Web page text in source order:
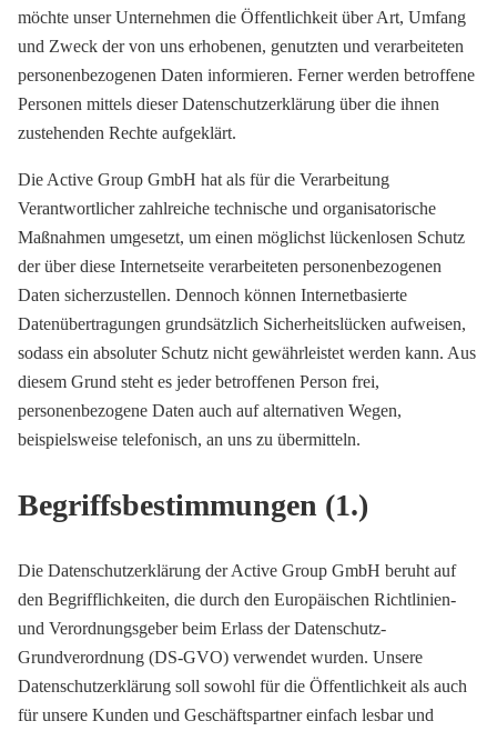
möchte unser Unternehmen die Öffentlichkeit über Art, Umfang
und Zweck der von uns erhobenen, genutzten und verarbeiteten
personenbezogenen Daten informieren. Ferner werden betroffene
Personen mittels dieser Datenschutzerklärung über die ihnen
zustehenden Rechte aufgeklärt.
Die Active Group GmbH hat als für die Verarbeitung
Verantwortlicher zahlreiche technische und organisatorische
Maßnahmen umgesetzt, um einen möglichst lückenlosen Schutz
der über diese Internetseite verarbeiteten personenbezogenen
Daten sicherzustellen. Dennoch können Internetbasierte
Datenübertragungen grundsätzlich Sicherheitslücken aufweisen,
sodass ein absoluter Schutz nicht gewährleistet werden kann. Aus
diesem Grund steht es jeder betroffenen Person frei,
personenbezogene Daten auch auf alternativen Wegen,
beispielsweise telefonisch, an uns zu übermitteln.
Begriffsbestimmungen (1.)
Die Datenschutzerklärung der Active Group GmbH beruht auf
den Begrifflichkeiten, die durch den Europäischen Richtlinien-
und Verordnungsgeber beim Erlass der Datenschutz-
Grundverordnung (DS-GVO) verwendet wurden. Unsere
Datenschutzerklärung soll sowohl für die Öffentlichkeit als auch
für unsere Kunden und Geschäftspartner einfach lesbar und